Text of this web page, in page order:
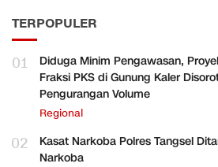
TERPOPULER
01
Diduga Minim Pengawasan,
Fraksi PKS di Gunung Kaler
Pengurangan Volume
Regional
02
Kasat Narkoba Polres Tangsel
Narkoba